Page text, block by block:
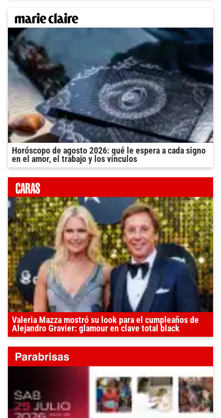
Horóscopo de agosto 2026: qué le espera a cada signo
en el amor, el trabajo y los vínculos
Valeria Mazza mostró su look para el cumpleaños de
Alejandro Gravier: glamour en clave total black